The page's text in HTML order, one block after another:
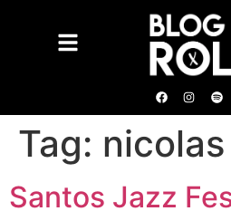
Tag:
Santos Jazz